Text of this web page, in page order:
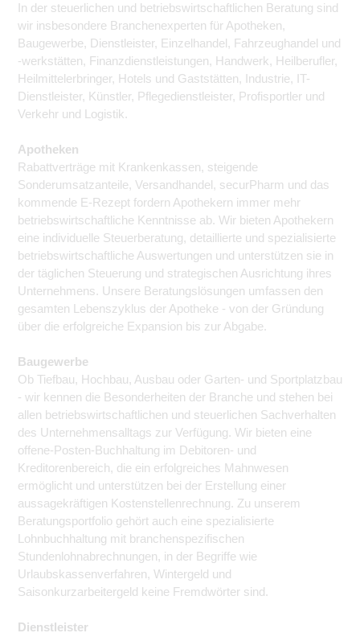
In der steuerlichen und betriebswirtschaftlichen Beratung sind
wir insbesondere Branchenexperten für Apotheken,
Baugewerbe, Dienstleister, Einzelhandel, Fahrzeughandel und
-werkstätten, Finanzdienstleistungen, Handwerk, Heilberufler,
Heilmittelerbringer, Hotels und Gaststätten, Industrie, IT-
Dienstleister, Künstler, Pflegedienstleister, Profisportler und
Verkehr und Logistik.
Apotheken
Rabattverträge mit Krankenkassen, steigende
Sonderumsatzanteile, Versandhandel, securPharm und das
kommende E-Rezept fordern Apothekern immer mehr
betriebswirtschaftliche Kenntnisse ab. Wir bieten Apothekern
eine individuelle Steuerberatung, detaillierte und spezialisierte
betriebswirtschaftliche Auswertungen und unterstützen sie in
der täglichen Steuerung und strategischen Ausrichtung ihres
Unternehmens. Unsere Beratungslösungen umfassen den
gesamten Lebenszyklus der Apotheke - von der Gründung
über die erfolgreiche Expansion bis zur Abgabe.
Baugewerbe
Ob Tiefbau, Hochbau, Ausbau oder Garten- und Sportplatzbau
- wir kennen die Besonderheiten der Branche und stehen bei
allen betriebswirtschaftlichen und steuerlichen Sachverhalten
des Unternehmensalltags zur Verfügung. Wir bieten eine
offene-Posten-Buchhaltung im Debitoren- und
Kreditorenbereich, die ein erfolgreiches Mahnwesen
ermöglicht und unterstützen bei der Erstellung einer
aussagekräftigen Kostenstellenrechnung. Zu unserem
Beratungsportfolio gehört auch eine spezialisierte
Lohnbuchhaltung mit branchenspezifischen
Stundenlohnabrechnungen, in der Begriffe wie
Urlaubskassenverfahren, Wintergeld und
Saisonkurzarbeitergeld keine Fremdwörter sind.
Dienstleister